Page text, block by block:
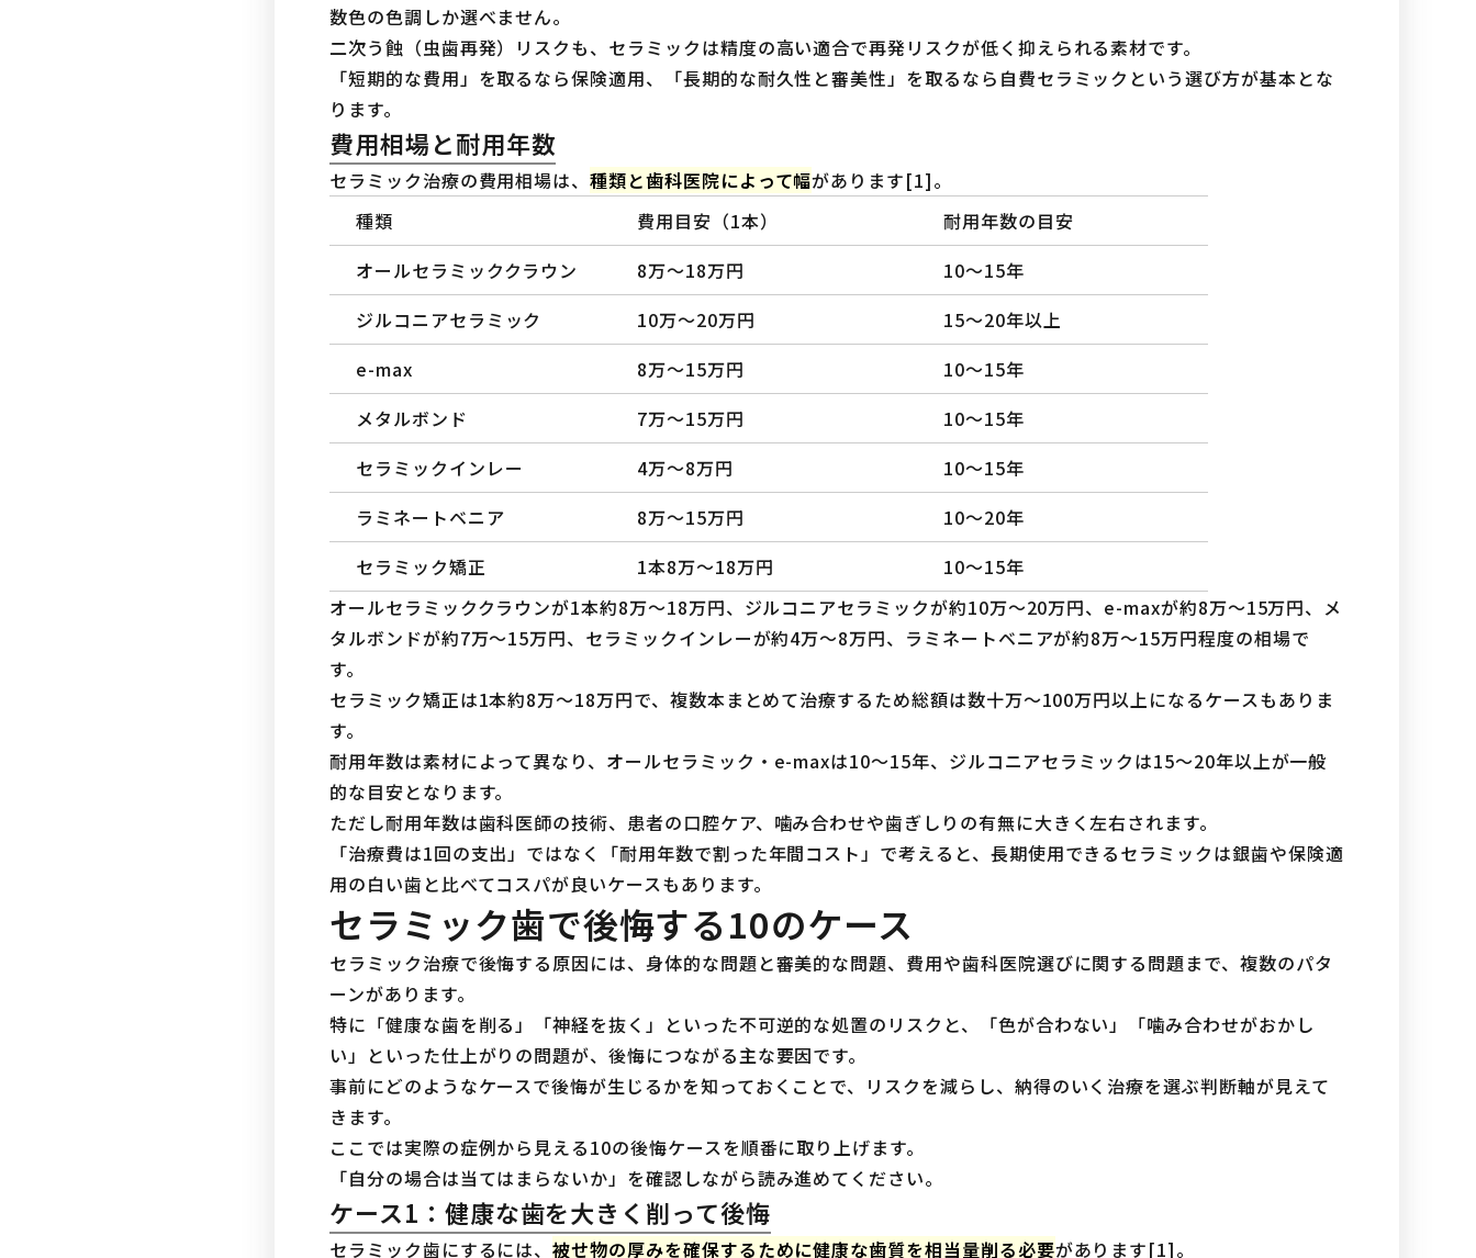
数色の色調しか選べません。
二次う蝕（虫歯再発）リスクも、セラミックは精度の高い適合で再発リスクが低く抑えられる素材です。
「短期的な費用」を取るなら保険適用、「長期的な耐久性と審美性」を取るなら自費セラミックという選び方が基本とな
ります。
費用相場と耐用年数
セラミック治療の費用相場は、種類と歯科医院によって幅があります[1]。
種類
費用目安（1本）
耐用年数の目安
オールセラミッククラウン
8万〜18万円
10〜15年
ジルコニアセラミック
10万〜20万円
15〜20年以上
e-max
8万〜15万円
10〜15年
メタルボンド
7万〜15万円
10〜15年
セラミックインレー
4万〜8万円
10〜15年
ラミネートベニア
8万〜15万円
10〜20年
セラミック矯正
1本8万〜18万円
10〜15年
オールセラミッククラウンが1本約8万〜18万円、ジルコニアセラミックが約10万〜20万円、e-maxが約8万〜15万円、メ
タルボンドが約7万〜15万円、セラミックインレーが約4万〜8万円、ラミネートベニアが約8万〜15万円程度の相場で
す。
セラミック矯正は1本約8万〜18万円で、複数本まとめて治療するため総額は数十万〜100万円以上になるケースもありま
す。
耐用年数は素材によって異なり、オールセラミック・e-maxは10〜15年、ジルコニアセラミックは15〜20年以上が一般
的な目安となります。
ただし耐用年数は歯科医師の技術、患者の口腔ケア、噛み合わせや歯ぎしりの有無に大きく左右されます。
「治療費は1回の支出」ではなく「耐用年数で割った年間コスト」で考えると、長期使用できるセラミックは銀歯や保険適
用の白い歯と比べてコスパが良いケースもあります。
セラミック歯で後悔する10のケース
セラミック治療で後悔する原因には、身体的な問題と審美的な問題、費用や歯科医院選びに関する問題まで、複数のパタ
ーンがあります。
特に「健康な歯を削る」「神経を抜く」といった不可逆的な処置のリスクと、「色が合わない」「噛み合わせがおかし
い」といった仕上がりの問題が、後悔につながる主な要因です。
事前にどのようなケースで後悔が生じるかを知っておくことで、リスクを減らし、納得のいく治療を選ぶ判断軸が見えて
きます。
ここでは実際の症例から見える10の後悔ケースを順番に取り上げます。
「自分の場合は当てはまらないか」を確認しながら読み進めてください。
ケース1：健康な歯を大きく削って後悔
セラミック歯にするには、被せ物の厚みを確保するために健康な歯質を相当量削る必要があります[1]。